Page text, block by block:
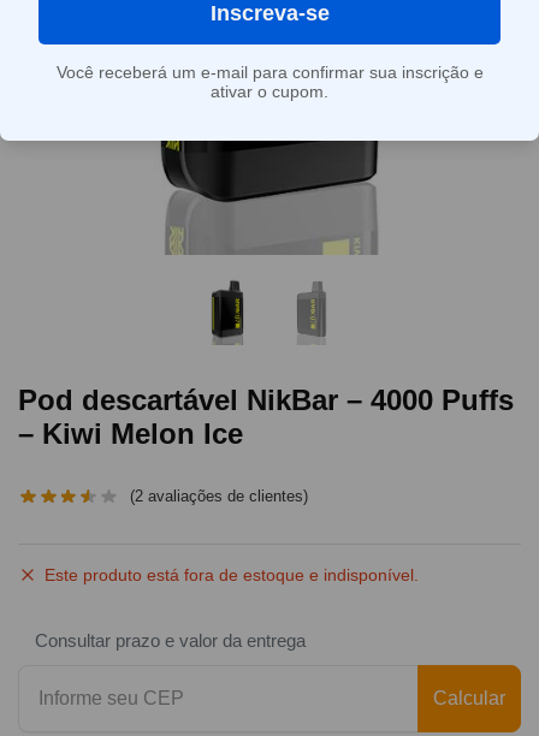
Pod descartável NikBar – 4000 Puffs
– Kiwi Melon Ice
(2 avaliações de clientes)
Este produto está fora de estoque e indisponível.
Consultar prazo e valor da entrega
Calcular
Inscreva-se
Você receberá um e-mail para confirmar sua inscrição e
ativar o cupom.